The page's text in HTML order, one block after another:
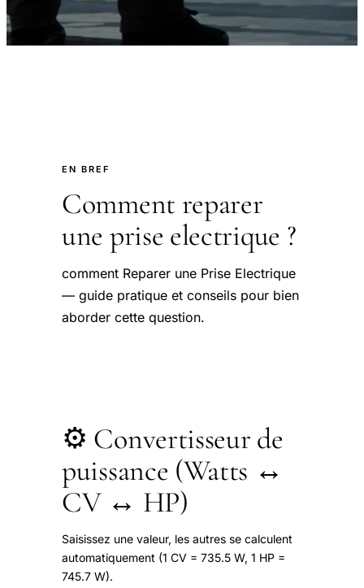
EN BREF
Comment reparer
une prise electrique ?
comment Reparer une Prise Electrique
— guide pratique et conseils pour bien
aborder cette question.
⚙️ Convertisseur de
puissance (Watts ↔
CV ↔ HP)
Saisissez une valeur, les autres se calculent
automatiquement (1 CV = 735.5 W, 1 HP =
745.7 W).